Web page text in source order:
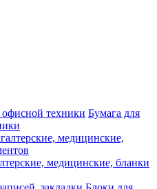
Бумага для
медицинские, бланки